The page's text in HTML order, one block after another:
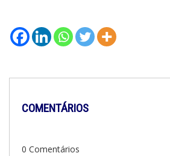
COMENTÁRIOS
0 Comentários